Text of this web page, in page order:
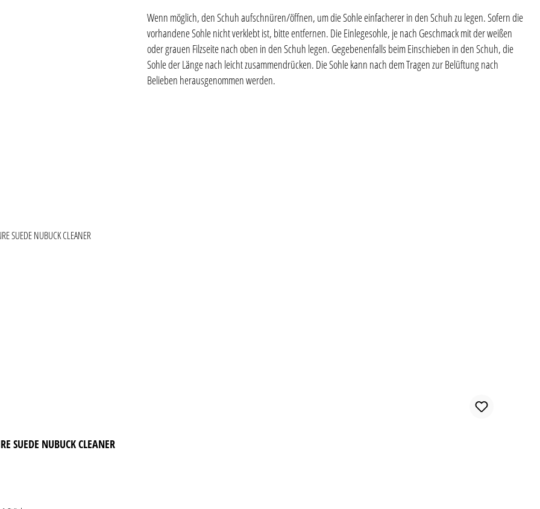
Wenn möglich, den Schuh aufschnüren/öffnen, um die Sohle einfacherer in den Schuh zu legen. Sofern die
vorhandene Sohle nicht verklebt ist, bitte entfernen. Die Einlegesohle, je nach Geschmack mit der weißen
oder grauen Filzseite nach oben in den Schuh legen. Gegebenenfalls beim Einschieben in den Schuh, die
Sohle der Länge nach leicht zusammendrücken. Die Sohle kann nach dem Tragen zur Belüftung nach
Belieben herausgenommen werden.
SUEDE NUBUCK CLEANER